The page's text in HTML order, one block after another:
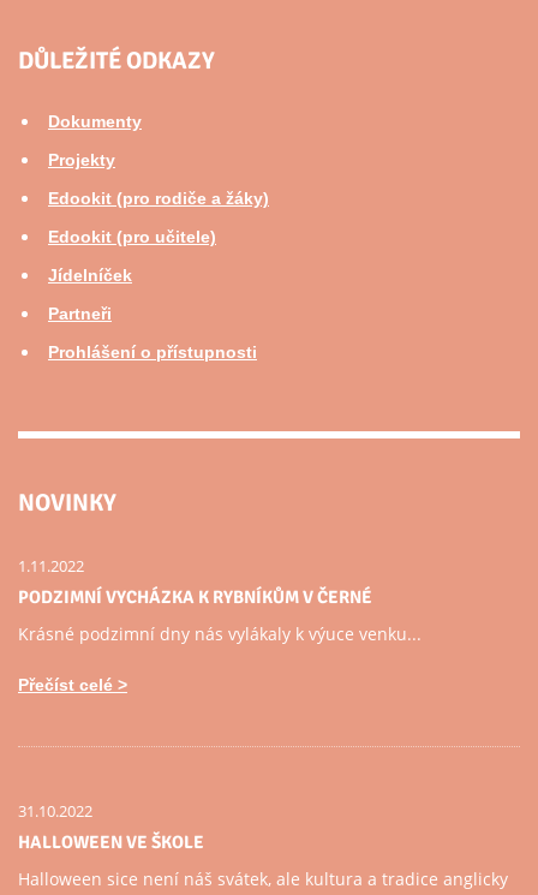
DŮLEŽITÉ ODKAZY
Dokumenty
Projekty
Edookit (pro rodiče a žáky)
Edookit (pro učitele)
Jídelníček
Partneři
Prohlášení o přístupnosti
NOVINKY
1.11.2022
PODZIMNÍ VYCHÁZKA K RYBNÍKŮM V ČERNÉ
Krásné podzimní dny nás vylákaly k výuce venku...
Přečíst celé
31.10.2022
HALLOWEEN VE ŠKOLE
Halloween sice není náš svátek, ale kultura a tradice anglicky